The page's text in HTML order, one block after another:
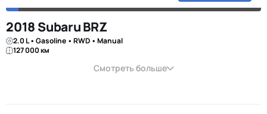
2018 Subaru BRZ
2.0 L • Gasoline • RWD • Manual
127 000 км
Смотреть больше